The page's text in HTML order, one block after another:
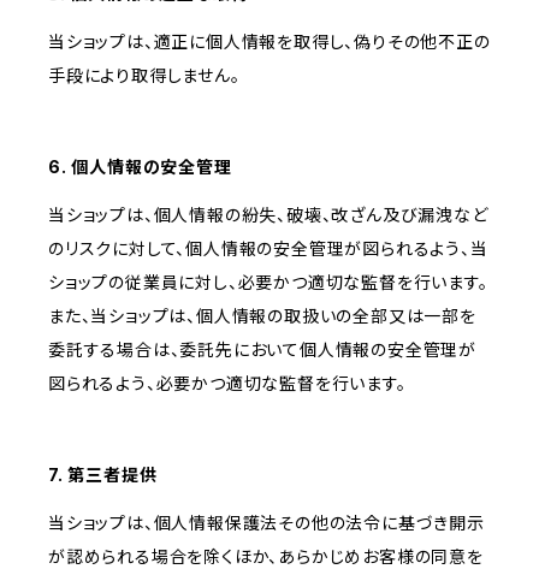
当ショップは、適正に個人情報を取得し、偽りその他不正の
手段により取得しません。
6. 個人情報の安全管理
当ショップは、個人情報の紛失、破壊、改ざん及び漏洩など
のリスクに対して、個人情報の安全管理が図られるよう、当
ショップの従業員に対し、必要かつ適切な監督を行います。
また、当ショップは、個人情報の取扱いの全部又は一部を
委託する場合は、委託先において個人情報の安全管理が
図られるよう、必要かつ適切な監督を行います。
7. 第三者提供
当ショップは、個人情報保護法その他の法令に基づき開示
が認められる場合を除くほか、あらかじめお客様の同意を